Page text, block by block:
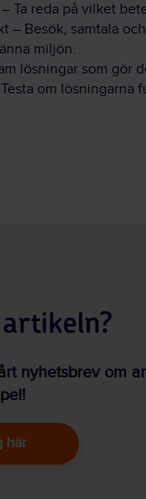
Ta reda på vilket
– Besök, samtala
miljön.
lösningar som gör
om lösningarna
nyhetsbrev om
här